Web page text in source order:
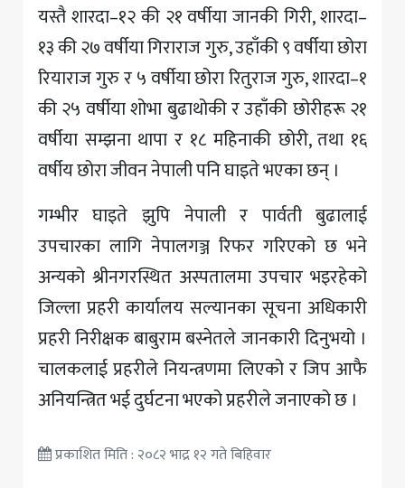
यस्तै शारदा–१२ की २१ वर्षीया जानकी गिरी, शारदा–
१३ की २७ वर्षीया गिराराज गुरु, उहाँकी ९ वर्षीया छोरा
रियाराज गुरु र ५ वर्षीया छोरा रितुराज गुरु, शारदा–१
की २५ वर्षीया शोभा बुढाथोकी र उहाँकी छोरीहरू २१
वर्षीया सम्झना थापा र १८ महिनाकी छोरी, तथा १६
वर्षीय छोरा जीवन नेपाली पनि घाइते भएका छन् ।
गम्भीर घाइते झुपि नेपाली र पार्वती बुढालाई
उपचारका लागि नेपालगञ्ज रिफर गरिएको छ भने
अन्यको श्रीनगरस्थित अस्पतालमा उपचार भइरहेको
जिल्ला प्रहरी कार्यालय सल्यानका सूचना अधिकारी
प्रहरी निरीक्षक बाबुराम बस्नेतले जानकारी दिनुभयो ।
चालकलाई प्रहरीले नियन्त्रणमा लिएको र जिप आफै
अनियन्त्रित भई दुर्घटना भएको प्रहरीले जनाएको छ ।
प्रकाशित मिति : २०८२ भाद्र १२ गते बिहिवार